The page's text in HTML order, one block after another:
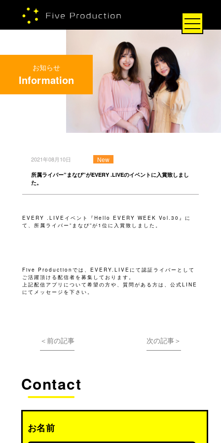
お知らせ
Information
2021年08月10日 New
所属ライバー”まなぴ”がEVERY .LIVEのイベントに入賞致しまし
た。
EVERY .LIVEイベント『Hello EVERY WEEK Vol.30』に
て、所属ライバー”まなぴ”が1位に入賞致しました。
Five Productionでは、EVERY.LIVEにて認証ライバーとして
ご活躍頂ける配信者を募集しております。
上記配信アプリについて希望の方や、質問がある方は、公式LINE
にてメッセージを下さい。
＜前の記事 次の記事＞
Contact
お名前